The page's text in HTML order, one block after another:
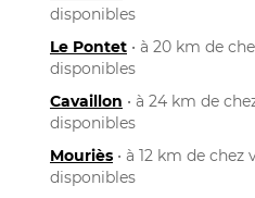
disponibles
Le Pontet • à 20 km de
disponibles
Cavaillon • à 24 km de
disponibles
Mouriès • à 12 km de
disponibles